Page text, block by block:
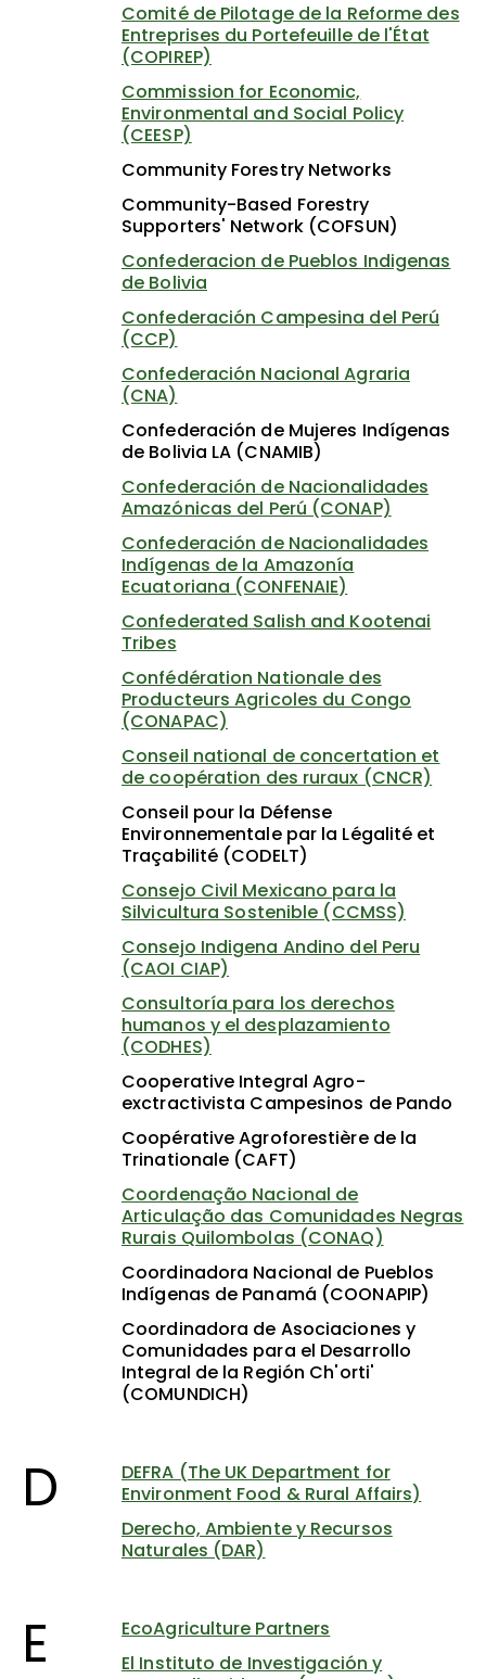
Comité de Pilotage de la Reforme des
Entreprises du Portefeuille de l'État
(COPIREP)
Commission for Economic,
Environmental and Social Policy
(CEESP)
Community Forestry Networks
Community-Based Forestry
Supporters' Network (COFSUN)
Confederacion de Pueblos Indigenas
de Bolivia
Confederación Campesina del Perú
(CCP)
Confederación Nacional Agraria
(CNA)
Confederación de Mujeres Indígenas
de Bolivia LA (CNAMIB)
Confederación de Nacionalidades
Amazónicas del Perú (CONAP)
Confederación de Nacionalidades
Indígenas de la Amazonía
Ecuatoriana (CONFENAIE)
Confederated Salish and Kootenai
Tribes
Confédération Nationale des
Producteurs Agricoles du Congo
(CONAPAC)
Conseil national de concertation et
de coopération des ruraux (CNCR)
Conseil pour la Défense
Environnementale par la Légalité et
Traçabilité (CODELT)
Consejo Civil Mexicano para la
Silvicultura Sostenible (CCMSS)
Consejo Indigena Andino del Peru
(CAOI CIAP)
Consultoría para los derechos
humanos y el desplazamiento
(CODHES)
Cooperative Integral Agro-
exctractivista Campesinos de Pando
Coopérative Agroforestière de la
Trinationale (CAFT)
Coordenação Nacional de
Articulação das Comunidades Negras
Rurais Quilombolas (CONAQ)
Coordinadora Nacional de Pueblos
Indígenas de Panamá (COONAPIP)
Coordinadora de Asociaciones y
Comunidades para el Desarrollo
Integral de la Región Ch'orti'
(COMUNDICH)
D
DEFRA (The UK Department for
Environment Food & Rural Affairs)
Derecho, Ambiente y Recursos
Naturales (DAR)
E
EcoAgriculture Partners
El Instituto de Investigación y